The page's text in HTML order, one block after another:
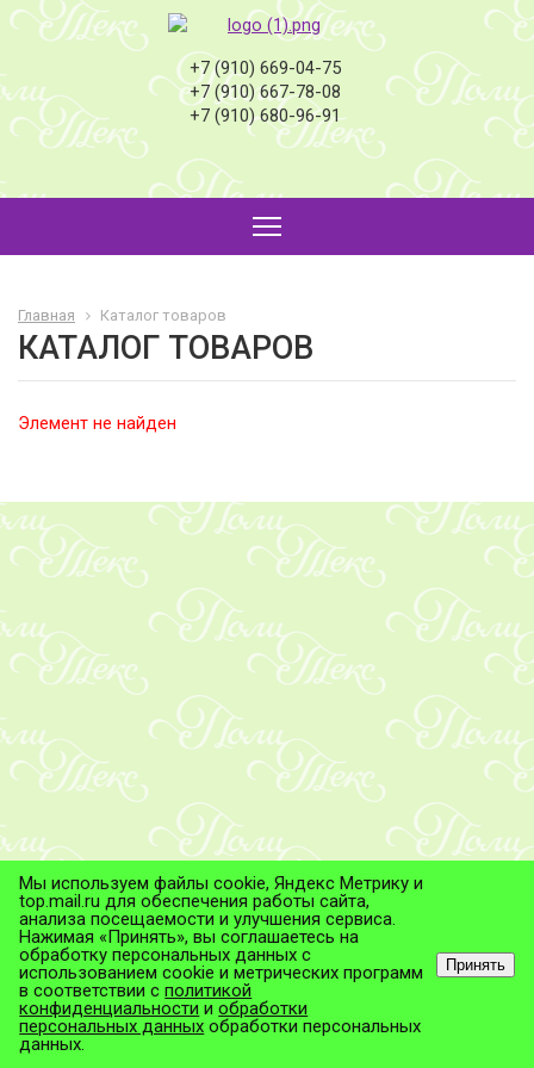
+7 (910) 669-04-75
+7 (910) 667-78-08
+7 (910) 680-96-91
Главная Каталог товаров
КАТАЛОГ ТОВАРОВ
Элемент не найден
© ТД "ПолиТекс", 2026
Все права защищены.
Мы используем файлы cookie, Яндекс Метрику и
top.mail.ru для обеспечения работы сайта,
анализа посещаемости и улучшения сервиса.
Нажимая «Принять», вы соглашаетесь на
обработку персональных данных с
использованием cookie и метрических программ
в соответствии сполитикой
конфиденциальности иобработки
персональных данных обработки персональных
данных.
Принять